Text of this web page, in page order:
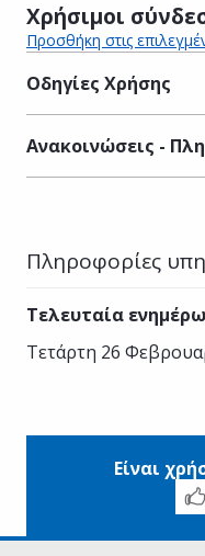
Χρήσιμοι
Προσθήκη στις
Οδηγίες Χρήσης
Ανακοινώσεις -
Πληροφορίες
Τελευταία
Τετάρτη 26
Είναι